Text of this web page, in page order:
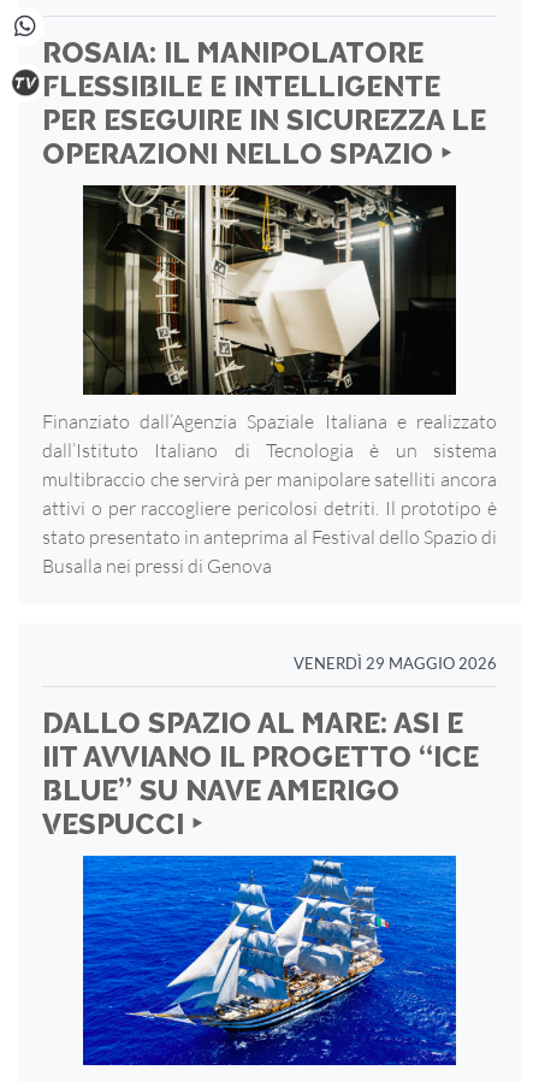
ROSAIA: IL MANIPOLATORE
FLESSIBILE E INTELLIGENTE
PER ESEGUIRE IN SICUREZZA LE
OPERAZIONI NELLO SPAZIO ‣
Finanziato dall’Agenzia Spaziale Italiana e realizzato
dall’Istituto Italiano di Tecnologia è un sistema
multibraccio che servirà per manipolare satelliti ancora
attivi o per raccogliere pericolosi detriti. Il prototipo è
stato presentato in anteprima al Festival dello Spazio di
Busalla nei pressi di Genova
VENERDÌ 29 MAGGIO 2026
DALLO SPAZIO AL MARE: ASI E
IIT AVVIANO IL PROGETTO “ICE
BLUE” SU NAVE AMERIGO
VESPUCCI ‣